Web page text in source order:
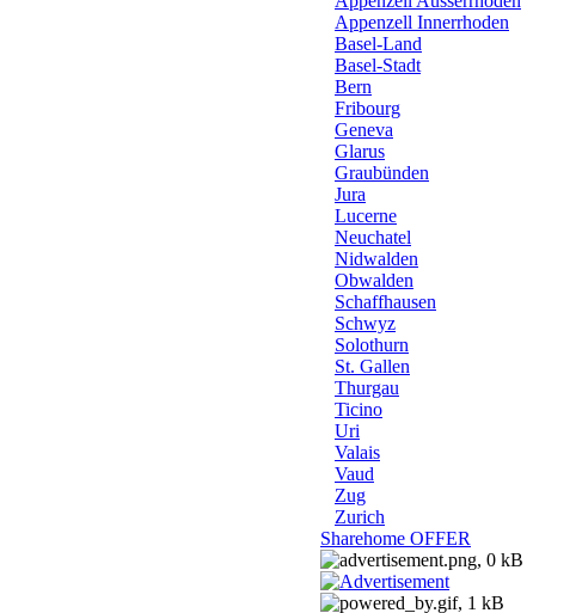
Appenzell Innerrhoden
Basel-Land
Basel-Stadt
Bern
Fribourg
Geneva
Glarus
Graubünden
Jura
Lucerne
Neuchatel
Nidwalden
Obwalden
Schaffhausen
Schwyz
Solothurn
St. Gallen
Thurgau
Ticino
Uri
Valais
Vaud
Zug
Zurich
Sharehome OFFER